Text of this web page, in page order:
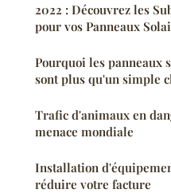
2022 : Découvrez les
pour vos Panneaux
Pourquoi les panneaux
sont plus qu'un simple
Trafic d'animaux en
menace mondiale
Installation
réduire votre facture